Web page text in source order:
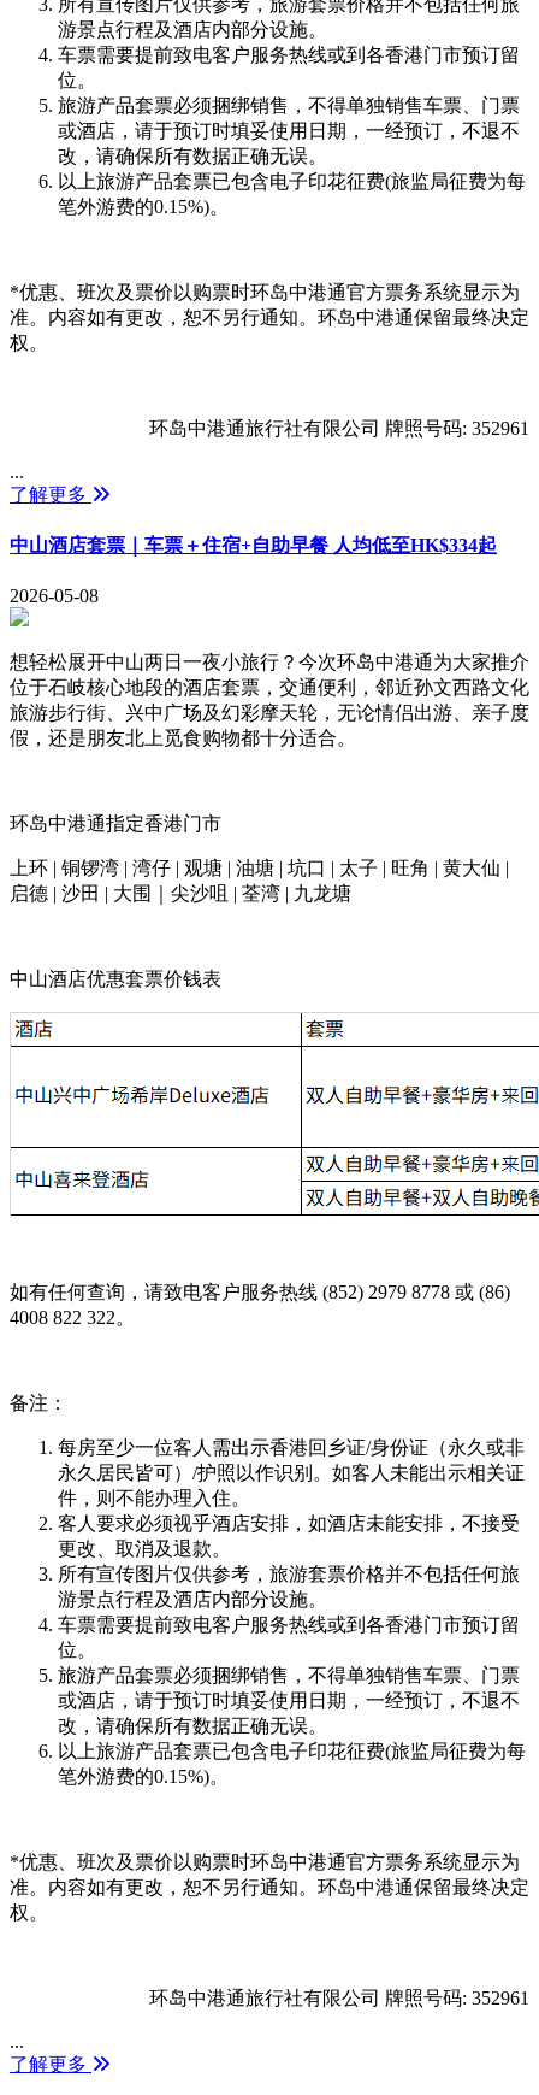
所有宣传图片仅供参考，旅游套票价格并不包括任何旅
游景点行程及酒店内部分设施。
车票需要提前致电客户服务热线或到各香港门市预订留
位。
旅游产品套票必须捆绑销售，不得单独销售车票、门票
或酒店，请于预订时填妥使用日期，一经预订，不退不
改，请确保所有数据正确无误。
以上旅游产品套票已包含电子印花征费(旅监局征费为每
笔外游费的0.15%)。
*优惠、班次及票价以购票时环岛中港通官方票务系统显示为
准。内容如有更改，恕不另行通知。环岛中港通保留最终决定
权。
环岛中港通旅行社有限公司 牌照号码: 352961
...
了解更多
中山酒店套票｜车票＋住宿+自助早餐 人均低至HK$334起
2026-05-08
想轻松展开中山两日一夜小旅行？今次环岛中港通为大家推介
位于石岐核心地段的酒店套票，交通便利，邻近孙文西路文化
旅游步行街、兴中广场及幻彩摩天轮，无论情侣出游、亲子度
假，还是朋友北上觅食购物都十分适合。
环岛中港通指定香港门市
上环 | 铜锣湾 | 湾仔 | 观塘 | 油塘 | 坑口 | 太子 | 旺角 | 黄大仙 |
启德 | 沙田 | 大围｜尖沙咀 | 荃湾 | 九龙塘
中山酒店优惠套票价钱表
如有任何查询，请致电客户服务热线 (852) 2979 8778 或 (86)
4008 822 322。
备注：
每房至少一位客人需出示香港回乡证/身份证（永久或非
永久居民皆可）/护照以作识别。如客人未能出示相关证
件，则不能办理入住。
客人要求必须视乎酒店安排，如酒店未能安排，不接受
更改、取消及退款。
所有宣传图片仅供参考，旅游套票价格并不包括任何旅
游景点行程及酒店内部分设施。
车票需要提前致电客户服务热线或到各香港门市预订留
位。
旅游产品套票必须捆绑销售，不得单独销售车票、门票
或酒店，请于预订时填妥使用日期，一经预订，不退不
改，请确保所有数据正确无误。
以上旅游产品套票已包含电子印花征费(旅监局征费为每
笔外游费的0.15%)。
*优惠、班次及票价以购票时环岛中港通官方票务系统显示为
准。内容如有更改，恕不另行通知。环岛中港通保留最终决定
权。
环岛中港通旅行社有限公司 牌照号码: 352961
...
了解更多